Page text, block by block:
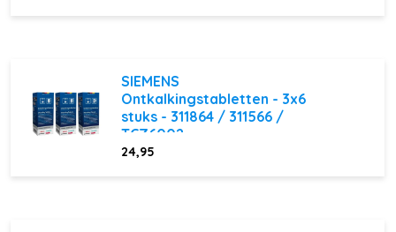
SIEMENS
Ontkalkingstabletten - 3x6
stuks - 311864 / 311566 /
TCZ6002
24,95